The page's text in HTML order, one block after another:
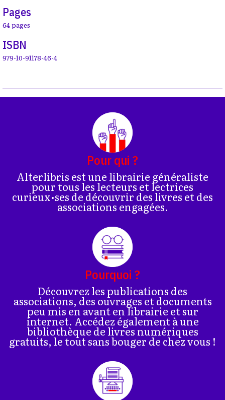
Pages
64 pages
ISBN
979-10-91178-46-4
Pour qui ?
Alterlibris est une librairie généraliste
pour tous les lecteurs et lectrices
curieux•ses de découvrir des livres et des
associations engagées.
Pourquoi ?
Découvrez les publications des
associations, des ouvrages et documents
peu mis en avant en librairie et sur
internet. Accédez également à une
bibliothèque de livres numériques
gratuits, le tout sans bouger de chez vous !